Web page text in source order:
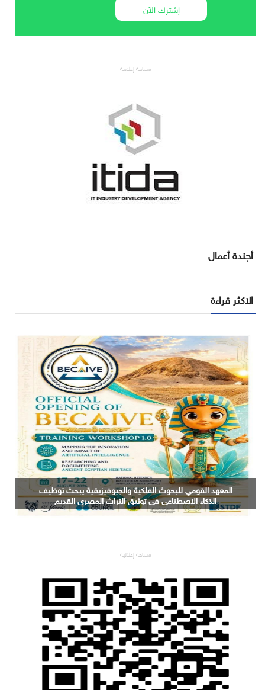
إشترك الآن
مساحة إعلانية
أجندة أعمال
الاكثر قراءة
التعليم العالي: جامعة الدلتا التكنولوجية تحصد المركز الأول
في المؤتمر العلمي الدولي السادس للاتصالات بمشروع
يوظف الذكاء الاصطناعي لتطوير صناعة الكتان
مساحة إعلانية